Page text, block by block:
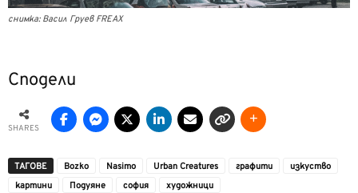
снимка: Васил Груев FREAX
Сподели
SHARES
ТАГОВЕ Bozko Nasimo Urban Creatures графити
изкуство
картини
Подуяне софия художници